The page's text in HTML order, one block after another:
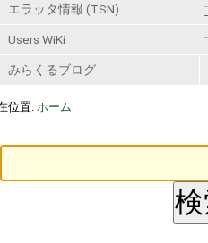
エラッタ情報 (TSN)
Users WiKi
みらくるブログ
位置: ホーム